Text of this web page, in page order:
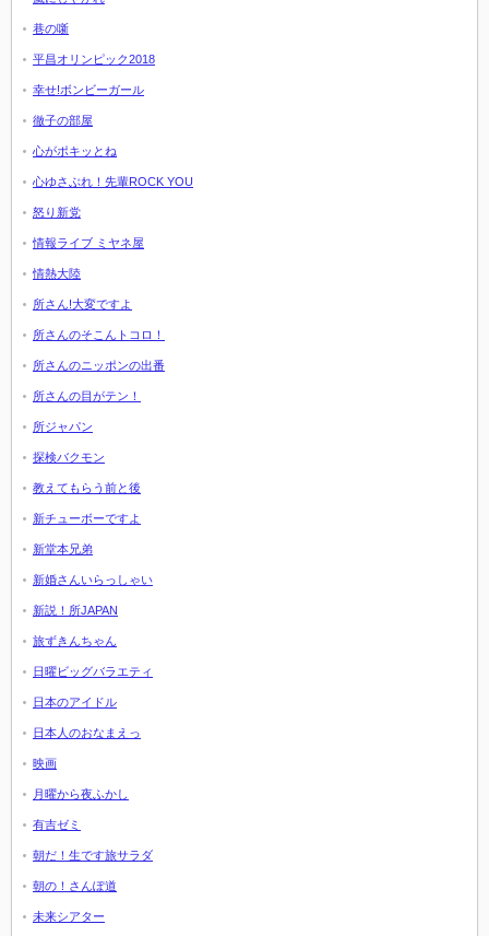
巷の噺
平昌オリンピック2018
幸せ!ボンビーガール
徹子の部屋
心がポキッとね
心ゆさぶれ！先輩ROCK YOU
怒り新党
情報ライブ ミヤネ屋
情熱大陸
所さん!大変ですよ
所さんのそこんトコロ！
所さんのニッポンの出番
所さんの目がテン！
所ジャパン
探検バクモン
教えてもらう前と後
新チューボーですよ
新堂本兄弟
新婚さんいらっしゃい
新説！所JAPAN
旅ずきんちゃん
日曜ビッグバラエティ
日本のアイドル
日本人のおなまえっ
映画
月曜から夜ふかし
有吉ゼミ
朝だ！生です旅サラダ
朝の！さんぽ道
未来シアター